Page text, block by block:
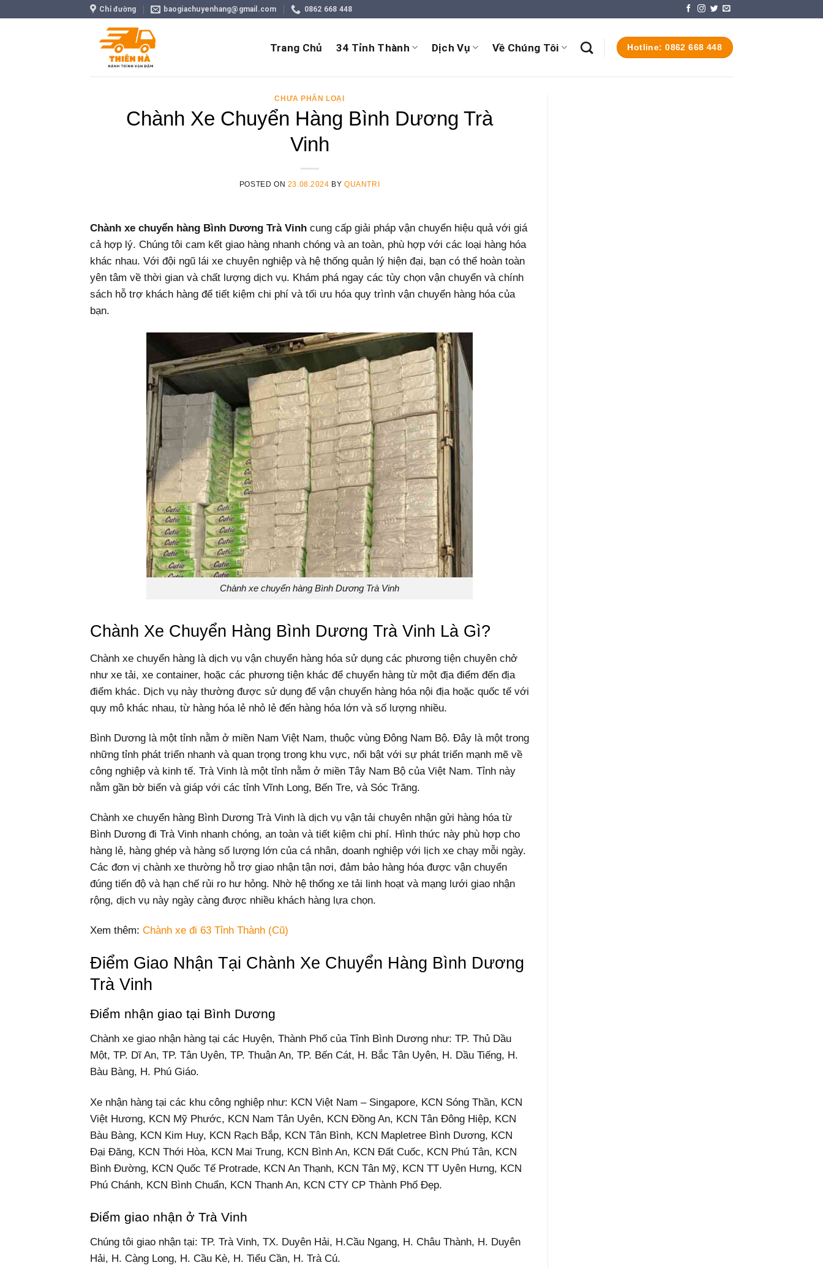
Chỉ đường baogiachuyenhang@gmail.com 0862 668 448
Trang Chủ 34 Tỉnh Thành Dịch Vụ Về Chúng Tôi Hotline: 0862 668 448
CHƯA PHÂN LOẠI
Chành Xe Chuyển Hàng Bình Dương Trà
Vinh
POSTED ON 23.08.2024 BYQUANTRI
Chành xe chuyển hàng Bình Dương Trà Vinh cung cấp giải pháp vận chuyển hiệu quả với giá
cả hợp lý. Chúng tôi cam kết giao hàng nhanh chóng và an toàn, phù hợp với các loại hàng hóa
khác nhau. Với đội ngũ lái xe chuyên nghiệp và hệ thống quản lý hiện đại, bạn có thể hoàn toàn
yên tâm về thời gian và chất lượng dịch vụ. Khám phá ngay các tùy chọn vận chuyển và chính
sách hỗ trợ khách hàng để tiết kiệm chi phí và tối ưu hóa quy trình vận chuyển hàng hóa của
bạn.
Chành xe chuyển hàng Bình Dương Trà Vinh
Chành Xe Chuyển Hàng Bình Dương Trà Vinh Là Gì?
Chành xe chuyển hàng là dịch vụ vận chuyển hàng hóa sử dụng các phương tiện chuyên chở
như xe tải, xe container, hoặc các phương tiện khác để chuyển hàng từ một địa điểm đến địa
điểm khác. Dịch vụ này thường được sử dụng để vận chuyển hàng hóa nội địa hoặc quốc tế với
quy mô khác nhau, từ hàng hóa lẻ nhỏ lẻ đến hàng hóa lớn và số lượng nhiều.
Bình Dương là một tỉnh nằm ở miền Nam Việt Nam, thuộc vùng Đông Nam Bộ. Đây là một trong
những tỉnh phát triển nhanh và quan trọng trong khu vực, nổi bật với sự phát triển mạnh mẽ về
công nghiệp và kinh tế. Trà Vinh là một tỉnh nằm ở miền Tây Nam Bộ của Việt Nam. Tỉnh này
nằm gần bờ biển và giáp với các tỉnh Vĩnh Long, Bến Tre, và Sóc Trăng.
Chành xe chuyển hàng Bình Dương Trà Vinh là dịch vụ vận tải chuyên nhận gửi hàng hóa từ
Bình Dương đi Trà Vinh nhanh chóng, an toàn và tiết kiệm chi phí. Hình thức này phù hợp cho
hàng lẻ, hàng ghép và hàng số lượng lớn của cá nhân, doanh nghiệp với lịch xe chạy mỗi ngày.
Các đơn vị chành xe thường hỗ trợ giao nhận tận nơi, đảm bảo hàng hóa được vận chuyển
đúng tiến độ và hạn chế rủi ro hư hỏng. Nhờ hệ thống xe tải linh hoạt và mạng lưới giao nhận
rộng, dịch vụ này ngày càng được nhiều khách hàng lựa chọn.
Xem thêm: Chành xe đi 63 Tỉnh Thành (Cũ)
Điểm Giao Nhận Tại Chành Xe Chuyển Hàng Bình Dương
Trà Vinh
Điểm nhận giao tại Bình Dương
Chành xe giao nhận hàng tại các Huyện, Thành Phố của Tỉnh Bình Dương như: TP. Thủ Dầu
Một, TP. Dĩ An, TP. Tân Uyên, TP. Thuận An, TP. Bến Cát, H. Bắc Tân Uyên, H. Dầu Tiếng, H.
Bàu Bàng, H. Phú Giáo.
Xe nhận hàng tại các khu công nghiệp như: KCN Việt Nam – Singapore, KCN Sóng Thần, KCN
Việt Hương, KCN Mỹ Phước, KCN Nam Tân Uyên, KCN Đồng An, KCN Tân Đông Hiệp, KCN
Bàu Bàng, KCN Kim Huy, KCN Rạch Bắp, KCN Tân Bình, KCN Mapletree Bình Dương, KCN
Đại Đăng, KCN Thới Hòa, KCN Mai Trung, KCN Bình An, KCN Đất Cuốc, KCN Phú Tân, KCN
Bình Đường, KCN Quốc Tế Protrade, KCN An Thạnh, KCN Tân Mỹ, KCN TT Uyên Hưng, KCN
Phú Chánh, KCN Bình Chuẩn, KCN Thanh An, KCN CTY CP Thành Phố Đẹp.
Điểm giao nhận ở Trà Vinh
Chúng tôi giao nhận tại: TP. Trà Vinh, TX. Duyên Hải, H.Cầu Ngang, H. Châu Thành, H. Duyên
Hải, H. Càng Long, H. Cầu Kè, H. Tiểu Cần, H. Trà Cú.